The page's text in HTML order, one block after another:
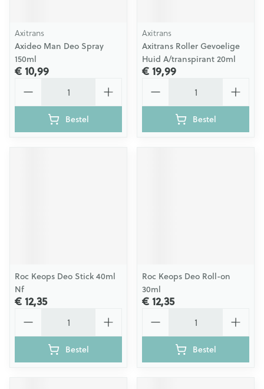
Axitrans
Axideo Man Deo Spray
150ml
€ 10,99
Bestel
Axitrans
Axitrans Roller Gevoelige
Huid A/transpirant 20ml
€ 19,99
Bestel
Roc Keops Deo Stick 40ml
Nf
€ 12,35
Bestel
Roc Keops Deo Roll-on
30ml
€ 12,35
Bestel